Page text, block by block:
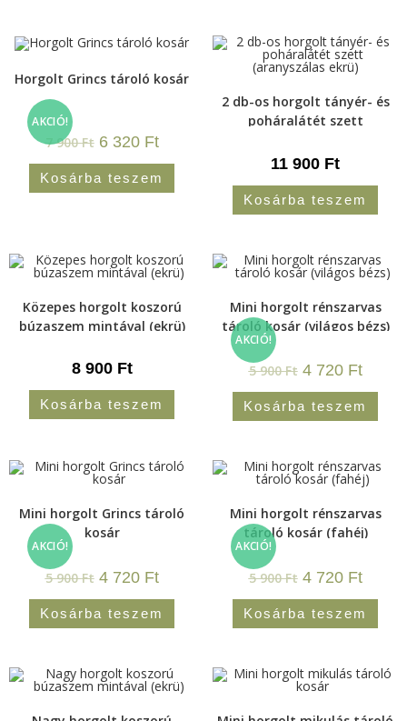
AKCIÓ!
Horgolt Grincs tároló kosár
7 900Ft 6 320 Ft
Kosárba teszem
2 db-os horgolt tányér- és
poháralátét szett
11 900 Ft
Kosárba teszem
Közepes horgolt koszorú
búzaszem mintával (ekrü)
8 900 Ft
Kosárba teszem
AKCIÓ!
Mini horgolt rénszarvas
tároló kosár (világos bézs)
5 900Ft 4 720 Ft
Kosárba teszem
AKCIÓ!
Mini horgolt Grincs tároló
kosár
5 900Ft 4 720 Ft
Kosárba teszem
AKCIÓ!
Mini horgolt rénszarvas
tároló kosár (fahéj)
5 900Ft 4 720 Ft
Kosárba teszem